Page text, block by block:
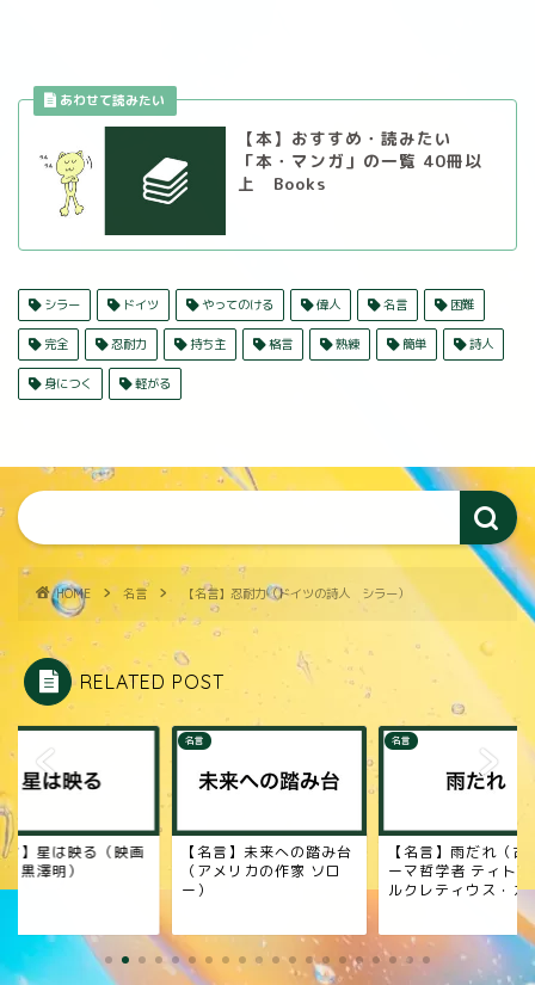
【本】おすすめ・読みたい
「本・マンガ」の一覧 40冊以
上 Books
シラー ドイツ やってのける 偉人 名言 困難
完全 忍耐力 持ち主 格言 熟練 簡単 詩人
身につく 軽がる
HOME 名言 【名言】忍耐力（ドイツの詩人 シラー）
RELATED POST
言】未来への踏み台
リカの作家 ソロ
名言
【名言】雨だれ（古代ロ
ーマ哲学者 ティトゥス・
ルクレティウス・カ...
名言
【名言】最も大切な
（詩人 相田みつを